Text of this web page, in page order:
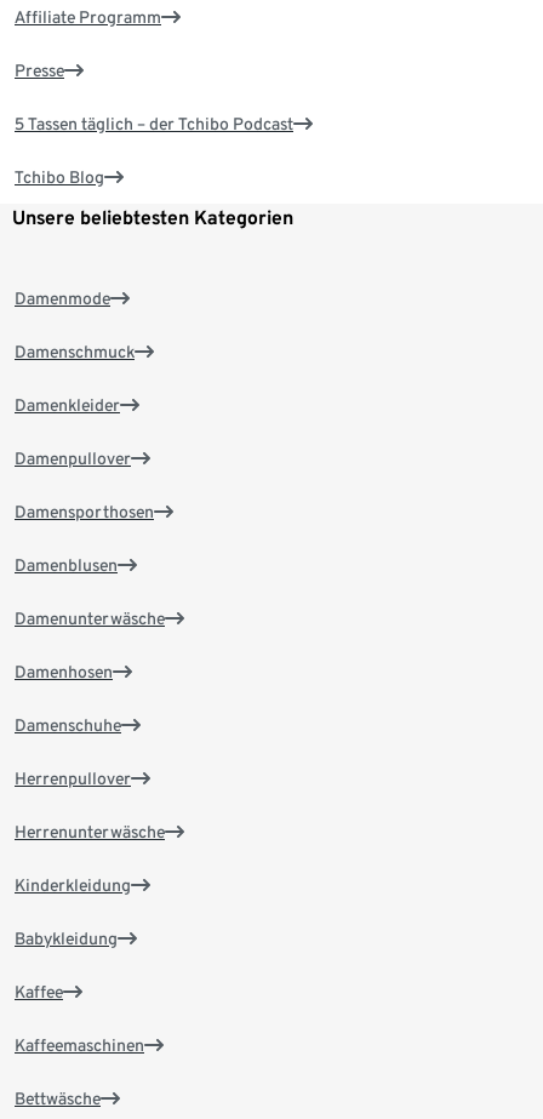
Affiliate Programm
Presse
5 Tassen täglich – der Tchibo Podcast
Tchibo Blog
Unsere beliebtesten Kategorien
Damenmode
Damenschmuck
Damenkleider
Damenpullover
Damensporthosen
Damenblusen
Damenunterwäsche
Damenhosen
Damenschuhe
Herrenpullover
Herrenunterwäsche
Kinderkleidung
Babykleidung
Kaffee
Kaffeemaschinen
Bettwäsche